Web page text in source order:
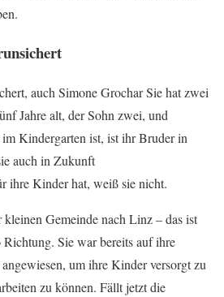
auch Simone Grochar Sie hat zwei
Jahre alt, der Sohn zwei, und
Kindergarten ist, ist ihr Bruder in
auch in Zukunft
ihre Kinder hat, weiß sie nicht.
kleinen Gemeinde nach Linz – das ist
Sie war bereits auf ihre
um ihre Kinder versorgt zu
zu können. Fällt jetzt die